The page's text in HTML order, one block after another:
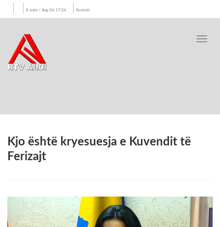
E enjte / Aug-06 17:24 Kontakt
Kjo është kryesuesja e Kuvendit të
Ferizajt